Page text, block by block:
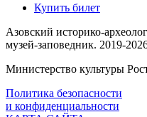
Купить билет
Азовский
музей‑заповедник. 2019-
Министерство культуры
Политика безопасности
и конфиденциальности